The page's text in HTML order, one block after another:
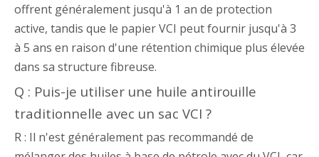
offrent généralement jusqu'à 1 an de protection
active, tandis que le papier VCI peut fournir jusqu'à 3
à 5 ans en raison d'une rétention chimique plus élevée
dans sa structure fibreuse.
Q : Puis-je utiliser une huile antirouille
traditionnelle avec un sac VCI ?
R : Il n'est généralement pas recommandé de